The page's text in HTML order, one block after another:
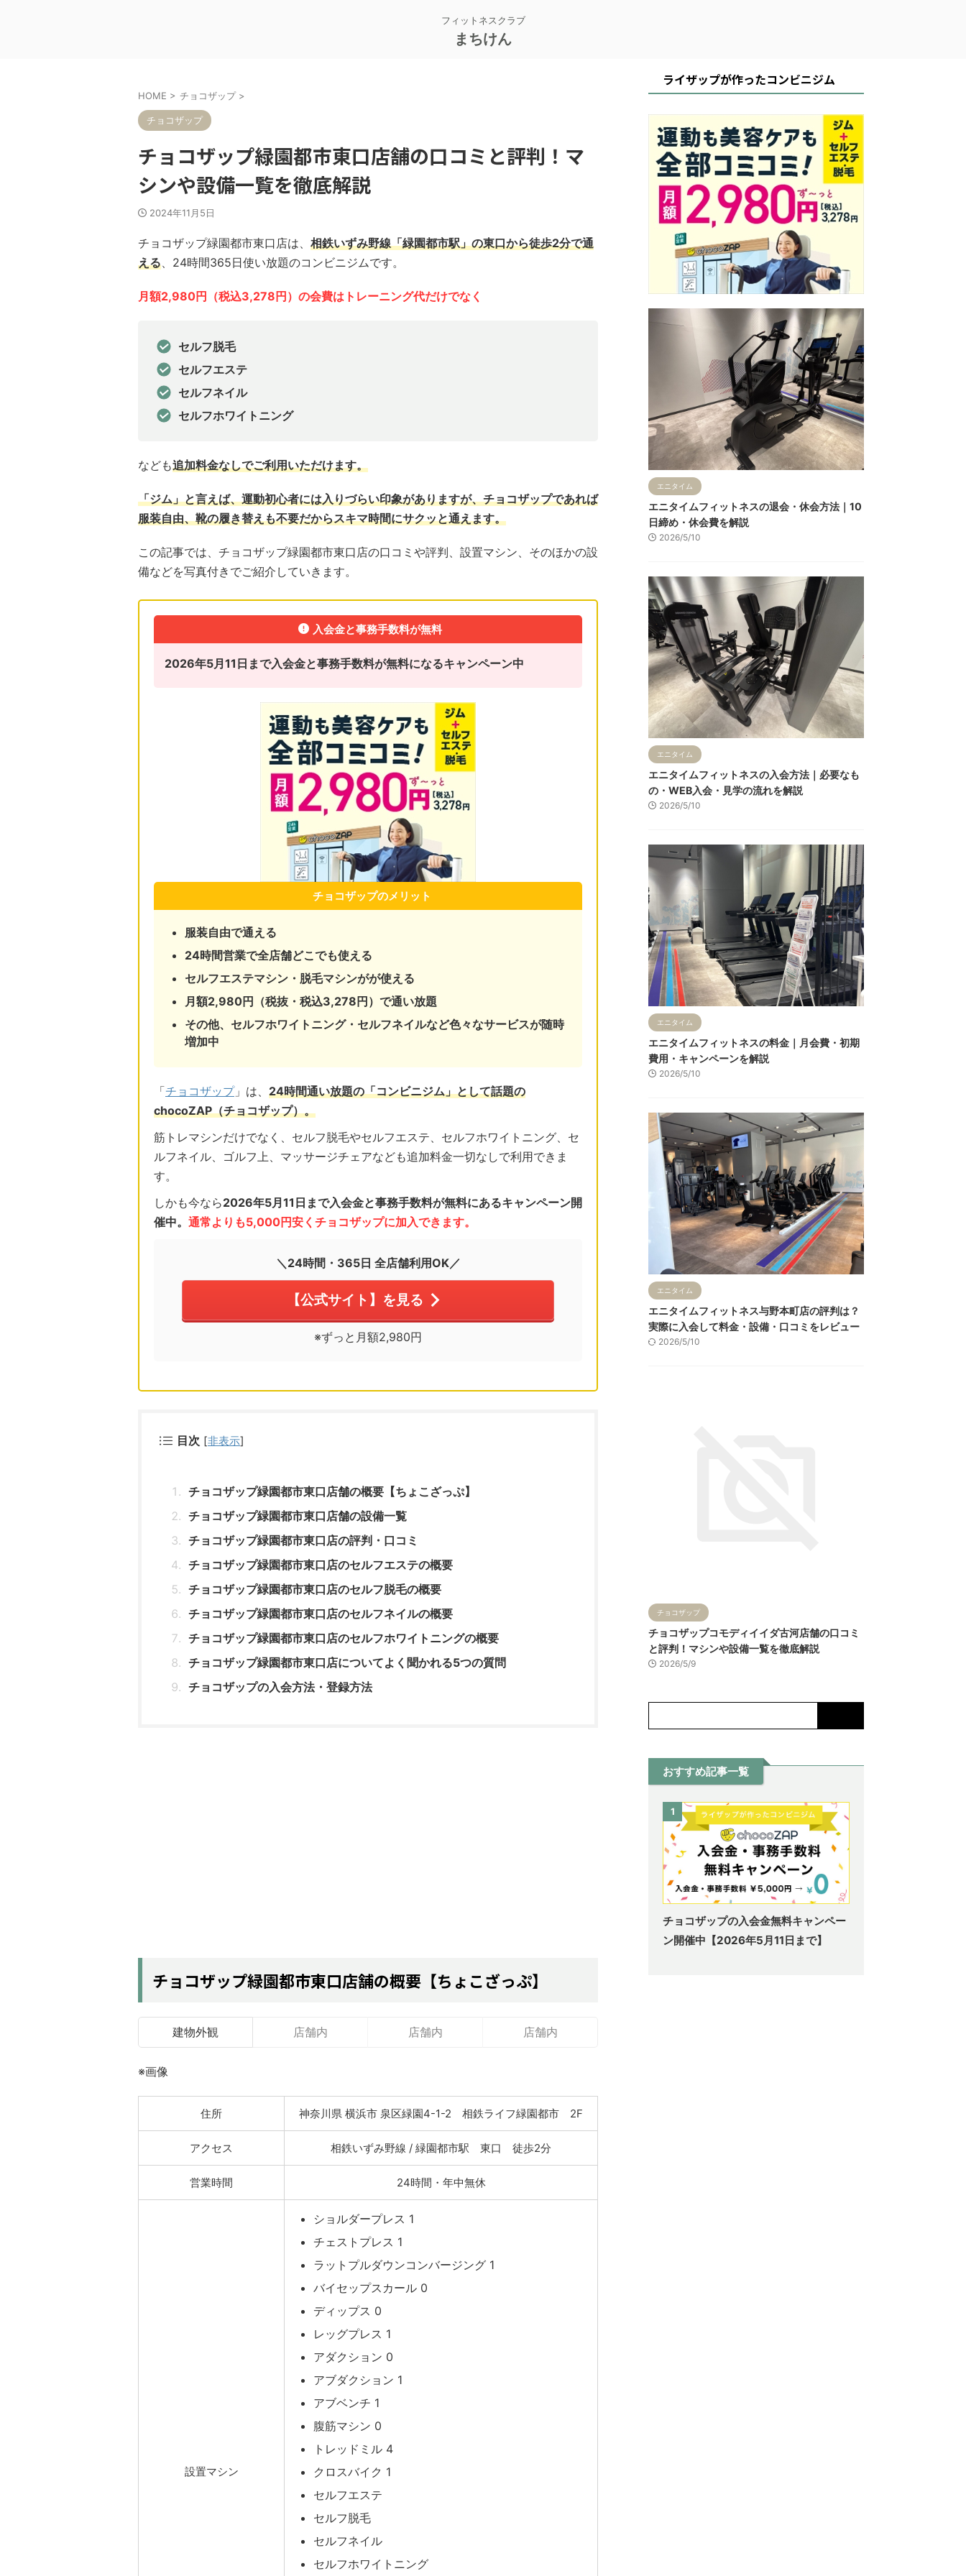
フィットネスクラブ
まちけん
HOME > チョコザップ >
チョコザップ
チョコザップ緑園都市東口店舗の口コミと評判！マ
シンや設備一覧を徹底解説
2024年11月5日
チョコザップ緑園都市東口店は、 相鉄いずみ野線「緑園都市駅」の東口から徒歩2分で通
える、24時間365日使い放題のコンビニジムです。
月額2,980円（税込3,278円）の会費はトレーニング代だけでなく
セルフ脱毛
セルフエステ
セルフネイル
セルフホワイトニング
なども追加料金なしでご利用いただけます。
「ジム」と言えば、運動初心者には入りづらい印象がありますが、チョコザップであれば
服装自由、靴の履き替えも不要だからスキマ時間にサクッと通えます。
この記事では、チョコザップ緑園都市東口店の口コミや評判、設置マシン、そのほかの設
備などを写真付きでご紹介していきます。
入会金と事務手数料が無料
2026年5月11日まで入会金と事務手数料が無料になるキャンペーン中
チョコザップのメリット
服装自由で通える
24時間営業で全店舗どこでも使える
セルフエステマシン・脱毛マシンがが使える
月額2,980円（税抜・税込3,278円）で通い放題
その他、セルフホワイトニング・セルフネイルなど色々なサービスが随時
増加中
「チョコザップ」は、 24時間通い放題の「コンビニジム」として話題の
chocoZAP（チョコザップ）。
筋トレマシンだけでなく、セルフ脱毛やセルフエステ、セルフホワイトニング、セ
ルフネイル、ゴルフ上、マッサージチェアなども追加料金一切なしで利用できま
す。
しかも今なら2026年5月11日まで入会金と事務手数料が無料にあるキャンペーン開
催中。 通常よりも5,000円安くチョコザップに加入できます。
＼24時間・365日 全店舗利用OK／
【公式サイト】を見る
※ずっと月額2,980円
目次 [非表示]
チョコザップ緑園都市東口店舗の概要【ちょこざっぷ】
チョコザップ緑園都市東口店舗の設備一覧
チョコザップ緑園都市東口店の評判・口コミ
チョコザップ緑園都市東口店のセルフエステの概要
チョコザップ緑園都市東口店のセルフ脱毛の概要
チョコザップ緑園都市東口店のセルフネイルの概要
チョコザップ緑園都市東口店のセルフホワイトニングの概要
チョコザップ緑園都市東口店についてよく聞かれる5つの質問
チョコザップの入会方法・登録方法
チョコザップ緑園都市東口店舗の概要【ちょこざっぷ】
建物外観 店舗内 店舗内 店舗内
※画像
住所 神奈川県 横浜市 泉区緑園4-1-2 相鉄ライフ緑園都市 2F
アクセス 相鉄いずみ野線 / 緑園都市駅 東口 徒歩2分
営業時間 24時間・年中無休
設置マシン
ショルダープレス 1
チェストプレス 1
ラットプルダウンコンバージング 1
バイセップスカール 0
ディップス 0
レッグプレス 1
アダクション 0
アブダクション 1
アブベンチ 1
腹筋マシン 0
トレッドミル 4
クロスバイク 1
セルフエステ
セルフ脱毛
セルフネイル
セルフホワイトニング
ライザップが作ったコンビニジム
エニタイム
エニタイムフィットネスの退会・休会方法｜10
日締め・休会費を解説
2026/5/10
エニタイム
エニタイムフィットネスの入会方法｜必要なも
の・WEB入会・見学の流れを解説
2026/5/10
エニタイム
エニタイムフィットネスの料金｜月会費・初期
費用・キャンペーンを解説
2026/5/10
エニタイム
エニタイムフィットネス与野本町店の評判は？
実際に入会して料金・設備・口コミをレビュー
2026/5/10
チョコザップ
チョコザップコモディイイダ古河店舗の口コミ
と評判！マシンや設備一覧を徹底解説
2026/5/9
おすすめ記事一覧
1
チョコザップの入会金無料キャンペー
ン開催中【2026年5月11日まで】